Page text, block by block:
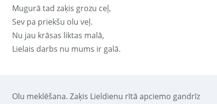
Mugurā tad zaķis grozu ceļ,
Sev pa priekšu olu veļ.
Nu jau krāsas liktas malā,
Lielais darbs nu mums ir galā.
Olu meklēšana. Zaķis Lieldienu rītā apciemo gandrīz